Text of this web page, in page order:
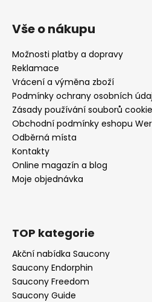
Vše o nákupu
Možnosti platby a dopravy
Reklamace
Vrácení a výměna zboží
Podmínky ochrany osobních
Zásady používání souborů cookie
Obchodní podmínky eshopu
Odběrná místa
Kontakty
Online magazín a blog
Moje objednávka
TOP kategorie
Akční nabídka Saucony
Saucony Endorphin
Saucony Freedom
Saucony Guide